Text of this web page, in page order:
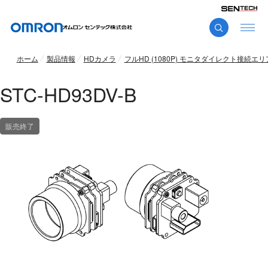
ホーム 製品情報 HDカメラ フルHD (1080P) モニタダイレクト接続エ
STC-HD93DV-B
販売終了